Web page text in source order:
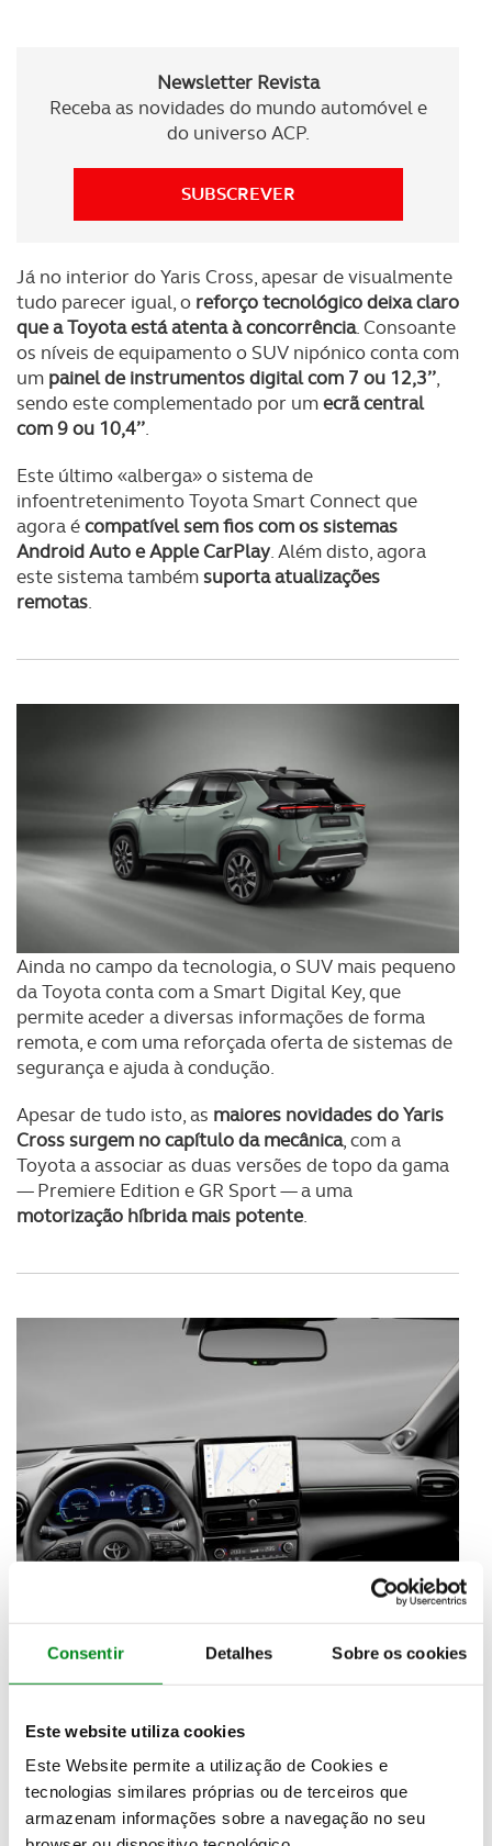
Consentir Detalhes Sobre os cookies
Este website utiliza cookies
Este Website permite a utilização de Cookies e
tecnologias similares próprias ou de terceiros que
armazenam informações sobre a navegação no seu
Newsletter Revista
Receba as novidades do mundo automóvel e
do universo ACP.
SUBSCREVER
Já no interior do Yaris Cross, apesar de visualmente
tudo parecer igual, o reforço tecnológico deixa claro
que a Toyota está atenta à concorrência. Consoante
os níveis de equipamento o SUV nipónico conta com
um painel de instrumentos digital com 7 ou 12,3’’,
sendo este complementado por umecrã central
com 9 ou 10,4’’.
Este último «alberga» o sistema de
infoentretenimento Toyota Smart Connect que
agora écompatível sem fios com os sistemas
Android Auto e Apple CarPlay. Além disto, agora
este sistema tambémsuporta atualizações
remotas.
Ainda no campo da tecnologia, o SUV mais pequeno
da Toyota conta com a Smart Digital Key, que
permite aceder a diversas informações de forma
remota, e com uma reforçada oferta de sistemas de
segurança e ajuda à condução.
Apesar de tudo isto, as maiores novidades do Yaris
Cross surgem no capítulo da mecânica, com a
Toyota a associar as duas versões de topo da gama
— Premiere Edition e GR Sport — a uma
motorização híbrida mais potente.